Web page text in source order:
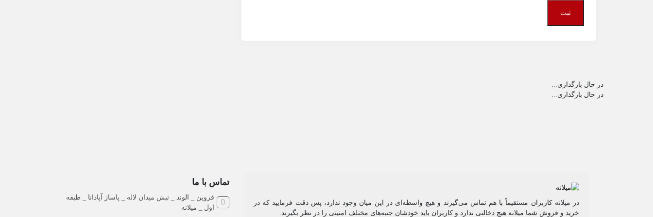
در حال بارگذاری...
در حال بارگذاری...
در میلانه کاربران مستقیماً با هم تماس می‌گیرند و هیچ واسطه‌ای در این میان وجود ندارد، پس دقت فرمایید که در
خرید و فروشِ شما میلانه هیچ دخالتی ندارد و کاربران باید خودشان جنبه‌های مختلف امنیتی را در نظر بگیرند.
تماس با ما
قزوین _ الوند _ نبش میدان لاله _ پاساژ آپادانا _ طبقه
اول _ میلانه